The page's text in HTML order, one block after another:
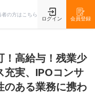
者の方はこちら
ログイン 会員登録
！高給与！残業少
充実、IPOコンサ
のある業務に携わ